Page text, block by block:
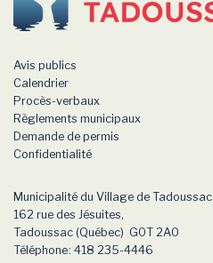
Avis publics
Calendrier
Procès-verbaux
Règlements municipaux
Demande de permis
Confidentialité
Municipalité du Village de Tadoussac
162 rue des Jésuites,
Tadoussac (Québec) G0T 2A0
Téléphone: 418 235-4446